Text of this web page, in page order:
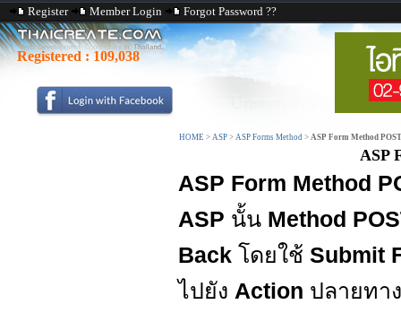
Register Member Login Forgot Password ??
Registered : 109,038
HOME > ASP > ASP Forms Method > ASP Form Method
ASP
ASP Form Method
ASP นั้น Method
Back โดยใช้ Submit
ไปยัง Action ปลายทา